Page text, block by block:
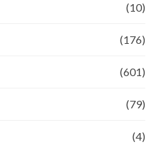
(10)
(176)
(601)
(79)
(4)